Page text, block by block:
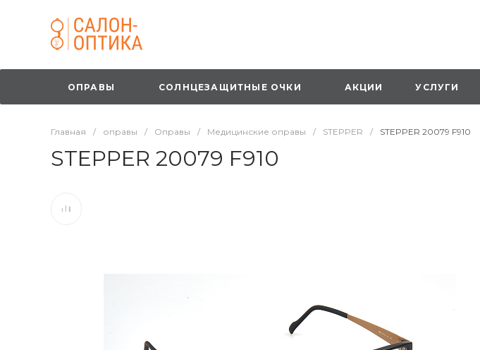
ОПРАВЫ СОЛНЦЕЗАЩИТНЫЕ ОЧКИ АКЦИИ УСЛУГИ
Главная / оправы / Оправы / Медицинские оправы / STEPPER / STEPPER 20079 F910
STEPPER 20079 F910